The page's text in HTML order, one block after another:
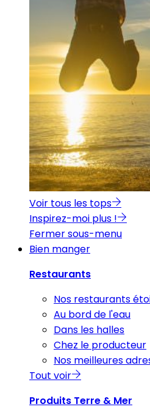
Voir tous les tops
Inspirez-moi plus !
Fermer sous-menu
Bien manger
Restaurants
Nos restaurants
Au bord de l'eau
Dans les halles
Chez le producteur
Nos meilleures
Tout voir
Produits Terre & Mer